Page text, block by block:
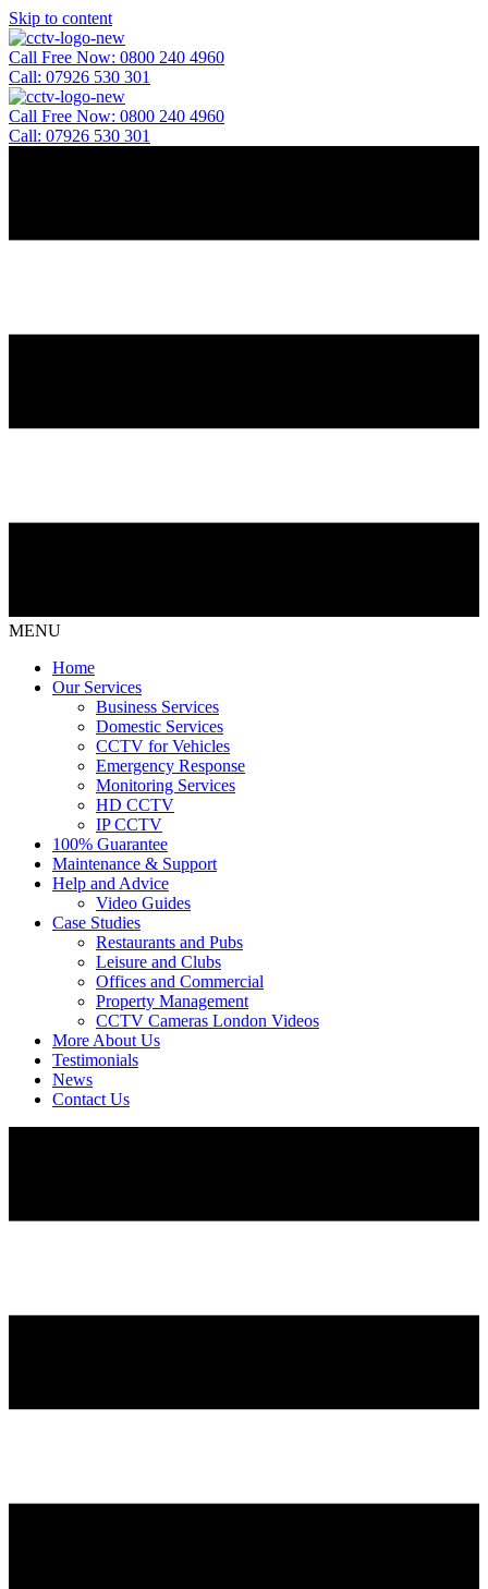
Skip to content
Call Free Now: 0800 240 4960
Call: 07926 530 301
Call Free Now: 0800 240 4960
Call: 07926 530 301
MENU
Home
Our Services
Business Services
Domestic Services
CCTV for Vehicles
Emergency Response
Monitoring Services
HD CCTV
IP CCTV
100% Guarantee
Maintenance & Support
Help and Advice
Video Guides
Case Studies
Restaurants and Pubs
Leisure and Clubs
Offices and Commercial
Property Management
CCTV Cameras London Videos
More About Us
Testimonials
News
Contact Us